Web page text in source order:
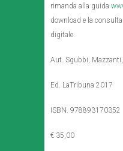
rimanda alla guida
download e la
digitale.
Aut. Sgubbi,
Ed. LaTribuna 2017
ISBN. 978893170352
€ 35,00